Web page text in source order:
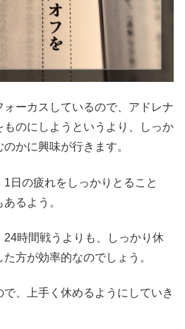
ーカスしているので、アドレナ
ものにしようというより、しっか
かに興味が行きます。
日の疲れをしっかりとること
るよう。
時間戦うよりも、しっかり休
方が効率的なのでしょう。
、上手く休めるようにしていき